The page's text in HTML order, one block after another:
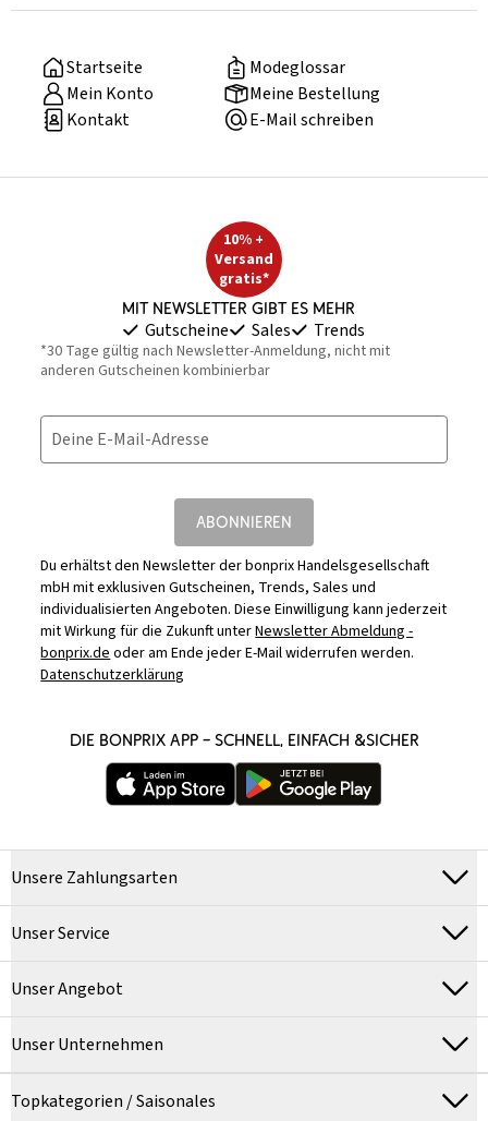
Startseite
Modeglossar
Mein Konto
Meine Bestellung
Kontakt
E-Mail schreiben
10% +
Versand
gratis*
Mit Newsletter gibt es mehr
Gutscheine Sales Trends
*30 Tage gültig nach Newsletter-Anmeldung, nicht mit
anderen Gutscheinen kombinierbar
Deine E-Mail-Adresse
ABONNIEREN
Du erhältst den Newsletter der bonprix Handelsgesellschaft
mbH mit exklusiven Gutscheinen, Trends, Sales und
individualisierten Angeboten. Diese Einwilligung kann jederzeit
mit Wirkung für die Zukunft unterNewsletter Abmeldung -
bonprix.deoder am Ende jeder E-Mail widerrufen werden.
Datenschutzerklärung
DIE BONPRIX APP – SCHNELL, EINFACH &SICHER
Unsere Zahlungsarten
Unser Service
Unser Angebot
Unser Unternehmen
Topkategorien / Saisonales